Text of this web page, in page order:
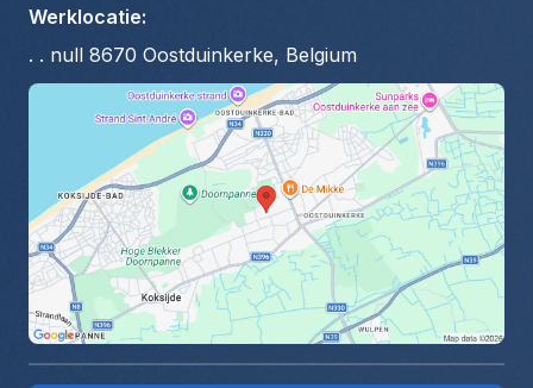
Werklocatie:
. . null 8670 Oostduinkerke, Belgium